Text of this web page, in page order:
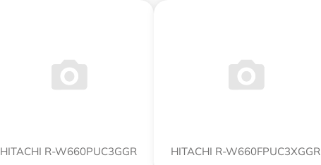
HITACHI R-W660PUC3GGR HITACHI R-W660FPUC3XGGR